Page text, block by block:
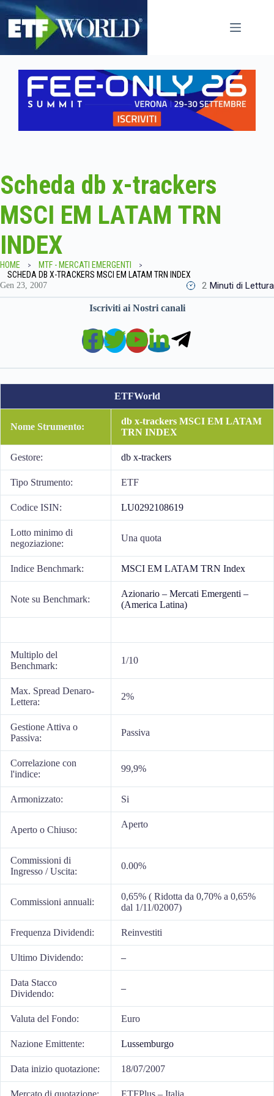
Salta
contenuto
Scheda db x-trackers
MSCI EM LATAM TRN
INDEX
HOME
MTF - MERCATI EMERGENTI
SCHEDA DB X-TRACKERS MSCI EM LATAM TRN INDEX
Gen 23, 2007 2 Minuti di Lettura
Iscriviti ai Nostri canali
ETFWorld
Nome Strumento:
db x-trackers MSCI EM LATAM
TRN INDEX
Gestore: db x-trackers
Tipo Strumento: ETF
Codice ISIN: LU0292108619
Lotto minimo di
negoziazione:
Una quota
Indice Benchmark: MSCI EM LATAM TRN Index
Note su Benchmark:
Azionario – Mercati Emergenti –
(America Latina)
Multiplo del
Benchmark:
1/10
Max. Spread Denaro-
Lettera:
2%
Gestione Attiva o
Passiva:
Passiva
Correlazione con
l'indice:
99,9%
Armonizzato: Si
Aperto o Chiuso:
Aperto
Commissioni di
Ingresso / Uscita:
0.00%
Commissioni annuali:
0,65% ( Ridotta da 0,70% a 0,65%
dal 1/11/02007)
Frequenza Dividendi: Reinvestiti
Ultimo Dividendo: –
Data Stacco
Dividendo:
–
Valuta del Fondo: Euro
Nazione Emittente: Lussemburgo
Data inizio quotazione: 18/07/2007
Mercato di quotazione: ETFPlus – Italia